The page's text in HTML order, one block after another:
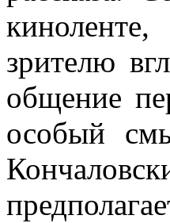
зрителю
общение
особый